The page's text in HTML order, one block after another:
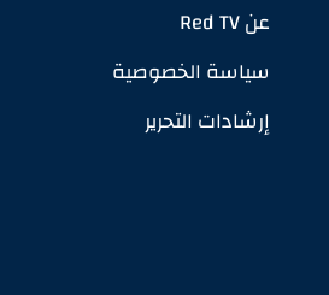
عن Red TV
سياسة الخصوصية
إرشادات التحرير